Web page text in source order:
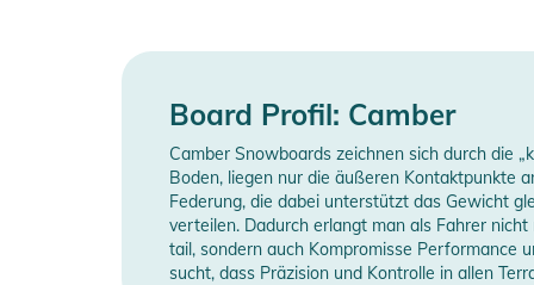
Board Profil: Camber
Camber Snowboards zeichnen sich durch die
Boden, liegen nur die äußeren Kontaktpunkte
Federung, die dabei unterstützt das Gewicht
verteilen. Dadurch erlangt man als Fahrer
tail, sondern auch Kompromisse Performance
sucht, dass Präzision und Kontrolle in allen